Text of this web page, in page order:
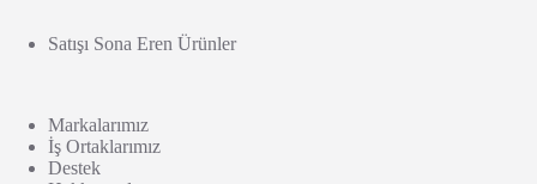
Satışı Sona Eren Ürünler
Markalarımız
İş Ortaklarımız
Destek